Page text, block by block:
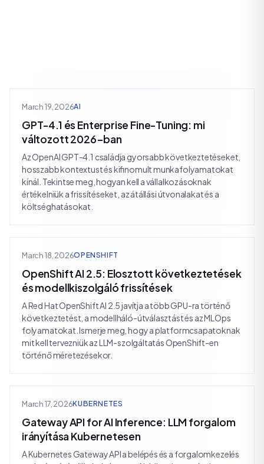
March 19, 2026AI
GPT-4.1 és Enterprise Fine-Tuning: mi
változott 2026-ban
Az OpenAI GPT-4.1 családja gyorsabb következtetéseket,
hosszabb kontextust és kifinomult munkafolyamatokat
kínál. Tekintse meg, hogyan kell a vállalkozásoknak
értékelniük a frissítéseket, az átállási útvonalakat és a
költséghatásokat.
March 18, 2026OPENSHIFT
OpenShift AI 2.5: Elosztott következtetések
és modellkiszolgáló frissítések
A Red Hat OpenShift AI 2.5 javítja a több GPU-ra történő
következtetést, a modellháló-útválasztást és az MLOps
folyamatokat. Ismerje meg, hogy a platformcsapatoknak
mit kell tervezniük az LLM-szolgáltatás OpenShift-en
történő méretezésekor.
March 17, 2026KUBERNETES
Gateway API for AI Inference: LLM forgalom
irányítása Kubernetesen
A Kubernetes Gateway API a belépés és a forgalomkezelés